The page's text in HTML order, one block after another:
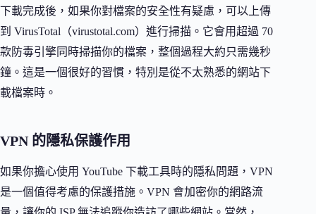
下載完成後，如果你對檔案的安全性有疑慮，可以上傳
到 VirusTotal（virustotal.com）進行掃描。它會用超過 70
款防毒引擎同時掃描你的檔案，整個過程大約只需幾秒
鐘。這是一個很好的習慣，特別是從不太熟悉的網站下
載檔案時。
VPN 的隱私保護作用
如果你擔心使用 YouTube 下載工具時的隱私問題，VPN
是一個值得考慮的保護措施。VPN 會加密你的網路流